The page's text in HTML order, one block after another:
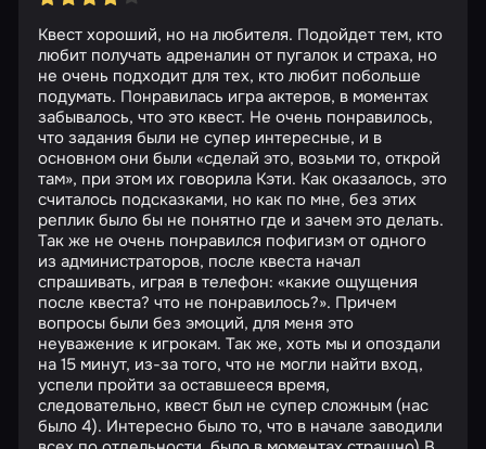
Квест хороший, но на любителя. Подойдет тем, кто
любит получать адреналин от пугалок и страха, но
не очень подходит для тех, кто любит побольше
подумать. Понравилась игра актеров, в моментах
забывалось, что это квест. Не очень понравилось,
что задания были не супер интересные, и в
основном они были «сделай это, возьми то, открой
там», при этом их говорила Кэти. Как оказалось, это
считалось подсказками, но как по мне, без этих
реплик было бы не понятно где и зачем это делать.
Так же не очень понравился пофигизм от одного
из администраторов, после квеста начал
спрашивать, играя в телефон: «какие ощущения
после квеста? что не понравилось?». Причем
вопросы были без эмоций, для меня это
неуважение к игрокам. Так же, хоть мы и опоздали
на 15 минут, из-за того, что не могли найти вход,
успели пройти за оставшееся время,
следовательно, квест был не супер сложным (нас
было 4). Интересно было то, что в начале заводили